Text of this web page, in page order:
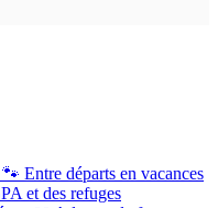
Entre départs en vacances
et des refuges